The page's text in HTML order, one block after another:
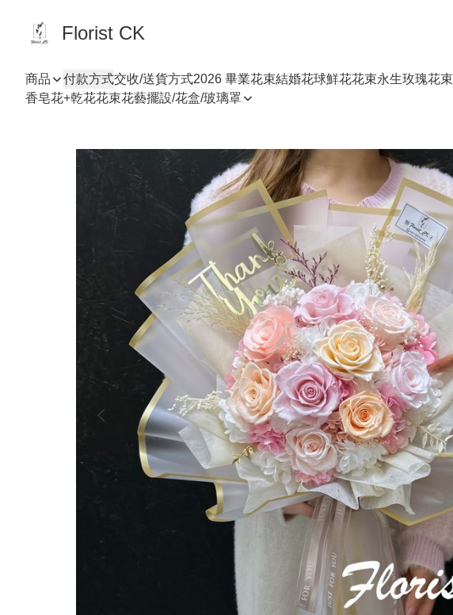
Florist CK
商品 付款方式交收/送貨方式2026 畢業花束結婚花球鮮花花束永生玫瑰花束
香皂花+乾花花束花藝擺設/花盒/玻璃罩